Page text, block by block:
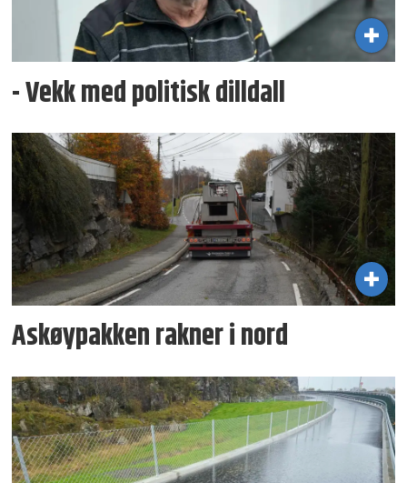
- Vekk med politisk dilldall
Askøypakken rakner i nord